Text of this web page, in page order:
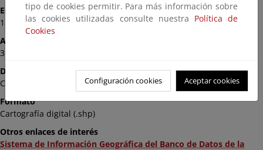
Escala
1:25.000
Actualización
31/12/2018
Disponibilidad
Comunidad Autónoma
Formato
Cartografía digital (.shp)
Otros enlaces de interés
Sistema de Información Geográfica del Banco de Datos de la
tipo de cookies permitir. Para más información sobre
las cookies utilizadas consulte nuestra Política de
Cookies
Configuración cookies Aceptar cookies